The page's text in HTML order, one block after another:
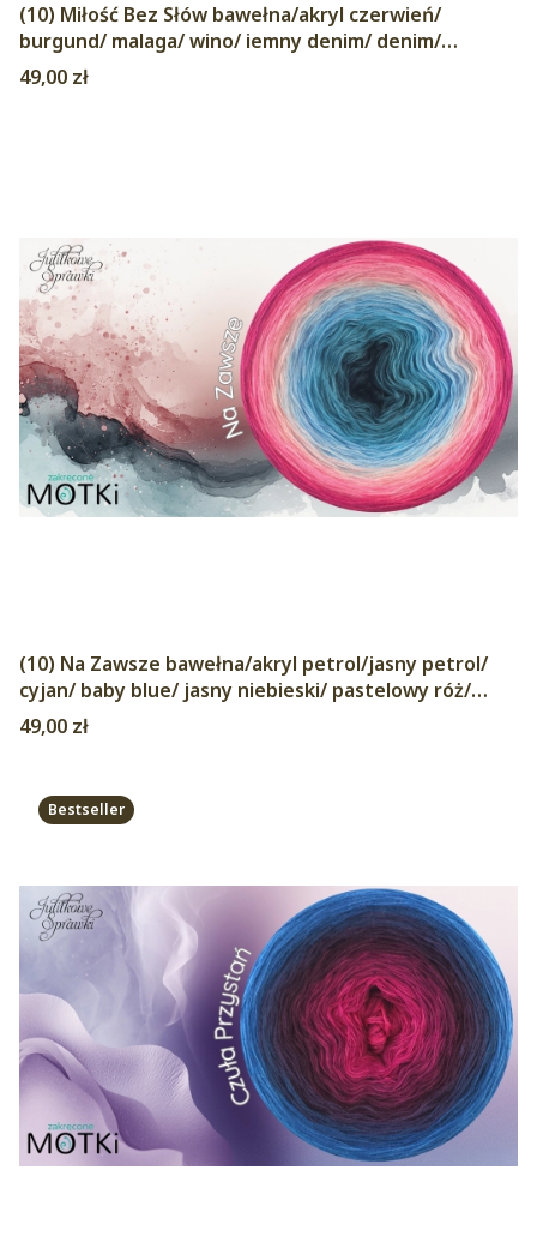
(10) Miłość Bez Słów bawełna/akryl czerwień/
burgund/ malaga/ wino/ iemny denim/ denim/
niebieski/ jasny szary/ chłodny beż/ zimny beż
Cena
49,00 zł
(10) Na Zawsze bawełna/akryl petrol/jasny petrol/
cyjan/ baby blue/ jasny niebieski/ pastelowy róż/
landrynkowy róż/ magneta/ jasna fuksja/ fuksja
Cena
49,00 zł
Bestseller